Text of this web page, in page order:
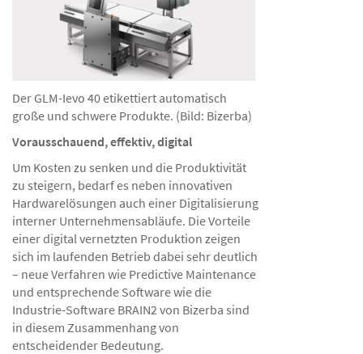
Der GLM-Ievo 40 etikettiert automatisch
große und schwere Produkte. (Bild: Bizerba)
Vorausschauend, effektiv, digital
Um Kosten zu senken und die Produktivität
zu steigern, bedarf es neben innovativen
Hardwarelösungen auch einer Digitalisierung
interner Unternehmensabläufe. Die Vorteile
einer digital vernetzten Produktion zeigen
sich im laufenden Betrieb dabei sehr deutlich
– neue Verfahren wie Predictive Maintenance
und entsprechende Software wie die
Industrie-Software BRAIN2 von Bizerba sind
in diesem Zusammenhang von
entscheidender Bedeutung.